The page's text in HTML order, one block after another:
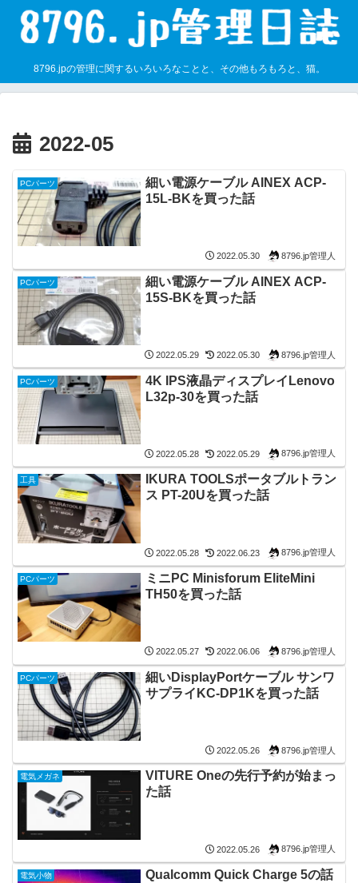
8796.jpの管理に関するいろいろなことと、その他もろもろと、猫。
2022-05
PCパーツ
細い電源ケーブル AINEX ACP-
15L-BKを買った話
2022.05.30 8796.jp管理人
PCパーツ
細い電源ケーブル AINEX ACP-
15S-BKを買った話
2022.05.29 2022.05.30 8796.jp管理人
PCパーツ
4K IPS液晶ディスプレイLenovo
L32p-30を買った話
2022.05.28 2022.05.29 8796.jp管理人
工具
IKURA TOOLSポータブルトラン
ス PT-20Uを買った話
2022.05.28 2022.06.23 8796.jp管理人
PCパーツ
ミニPC Minisforum EliteMini
TH50を買った話
2022.05.27 2022.06.06 8796.jp管理人
PCパーツ
細いDisplayPortケーブル サンワ
サプライKC-DP1Kを買った話
2022.05.26 8796.jp管理人
電気メガネ
VITURE Oneの先行予約が始まっ
た話
2022.05.26 8796.jp管理人
電気小物 Qualcomm Quick Charge 5の話